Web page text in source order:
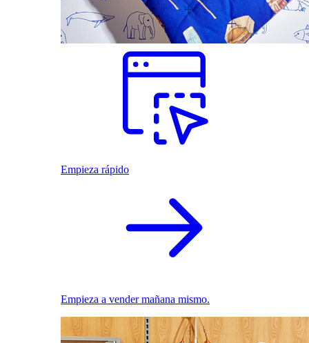
Empieza rápido
Empieza a vender mañana mismo.